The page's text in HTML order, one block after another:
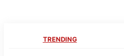
TRENDING